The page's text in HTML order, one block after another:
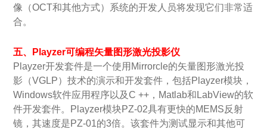
像（OCT和其他方式）系统的开发人员将发现它们非常适
合。
五、Playzer可编程矢量图形激光投影仪
Playzer开发套件是一个使用Mirrorcle的矢量图形激光投
影（VGLP）技术的演示和开发套件，包括Playzer模块，
Windows软件应用程序以及C ++，Matlab和LabView的软
件开发套件。 Playzer模块PZ-02具有更快的MEMS反射
镜，其速度是PZ-01的3倍。该套件为测试显示和其他可